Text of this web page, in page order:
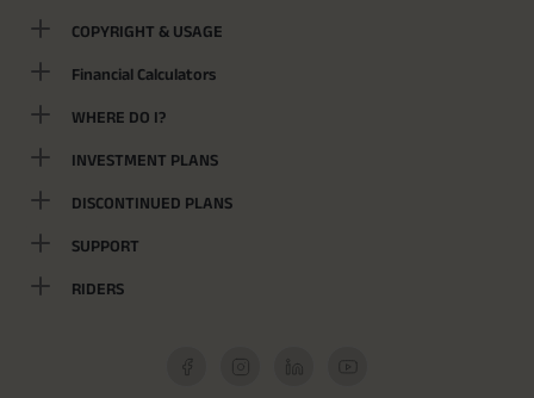
COPYRIGHT & USAGE
Financial Calculators
WHERE DO I?
INVESTMENT PLANS
DISCONTINUED PLANS
SUPPORT
RIDERS